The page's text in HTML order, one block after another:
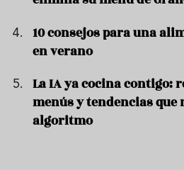
10 consejos para una
en verano
La IA ya cocina contigo:
menús y tendencias que
algoritmo